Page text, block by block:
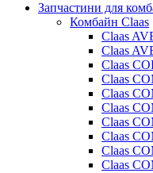
Запчастини для
Комбайн Claas
Claas
Claas
Claas
Claas
Claas
Claas
Claas
Claas
Claas
Claas